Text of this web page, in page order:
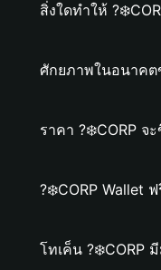
สิ่งใดทำให้
ศักยภาพในอนาคต
ราคา ?‍❄️CORP จ
?‍❄️CORP Wallet
โทเค็น ?‍❄️CORP